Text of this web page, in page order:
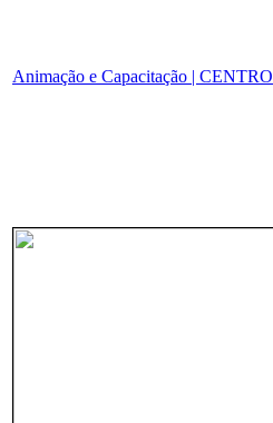
Animação e Capacitação | CENTRO